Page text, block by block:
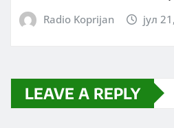
Radio Koprijan јул
LEAVE A REPLY